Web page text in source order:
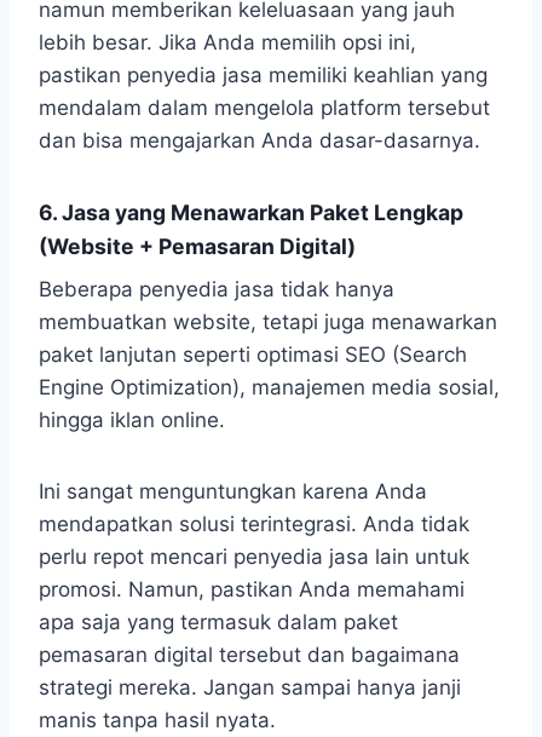
namun memberikan keleluasaan yang jauh
lebih besar. Jika Anda memilih opsi ini,
pastikan penyedia jasa memiliki keahlian yang
mendalam dalam mengelola platform tersebut
dan bisa mengajarkan Anda dasar-dasarnya.
6. Jasa yang Menawarkan Paket Lengkap
(Website + Pemasaran Digital)
Beberapa penyedia jasa tidak hanya
membuatkan website, tetapi juga menawarkan
paket lanjutan seperti optimasi SEO (Search
Engine Optimization), manajemen media sosial,
hingga iklan online.
Ini sangat menguntungkan karena Anda
mendapatkan solusi terintegrasi. Anda tidak
perlu repot mencari penyedia jasa lain untuk
promosi. Namun, pastikan Anda memahami
apa saja yang termasuk dalam paket
pemasaran digital tersebut dan bagaimana
strategi mereka. Jangan sampai hanya janji
manis tanpa hasil nyata.